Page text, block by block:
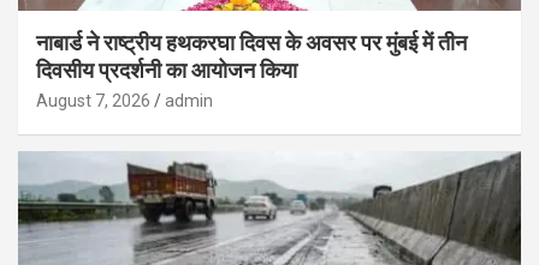
नाबार्ड ने राष्ट्रीय हथकरघा दिवस के अवसर पर मुंबई में तीन
दिवसीय प्रदर्शनी का आयोजन किया
August 7, 2026 admin